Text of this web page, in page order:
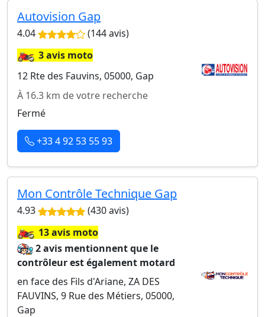
Autovision Gap
4.04 (144 avis)
🏍️3 avis moto
12 Rte des Fauvins, 05000, Gap
À 16.3 km de votre recherche
Fermé
+33 4 92 53 55 93
Mon Contrôle Technique Gap
4.93 (430 avis)
🏍️13 avis moto
2 avis mentionnent que le
contrôleur est également motard
en face des Fils d'Ariane, ZA DES
FAUVINS, 9 Rue des Métiers, 05000,
Gap